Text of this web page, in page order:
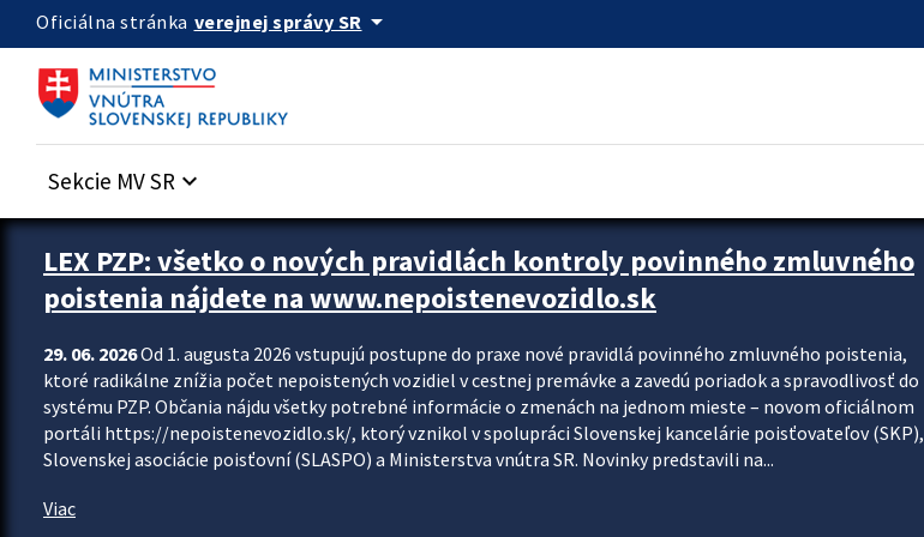
Preskocit na hlavný obsah
Oficiálna stránka verejnej správy SR arrow_drop_down
Sekcie MV SR keyboard_arrow_down
Zastavit automatický posun upútavok
LEX PZP: všetko o nových pravidlách kontroly povinného zmluvného
poistenia nájdete na www.nepoistenevozidlo.sk
29. 06. 2026Od 1. augusta 2026 vstupujú postupne do praxe nové pravidlá povinného zmluvného poistenia,
ktoré radikálne znížia počet nepoistených vozidiel v cestnej premávke a zavedú poriadok a spravodlivosť do
systému PZP. Občania nájdu všetky potrebné informácie o zmenách na jednom mieste – novom oficiálnom
portáli https://nepoistenevozidlo.sk/, ktorý vznikol v spolupráci Slovenskej kancelárie poisťovateľov (SKP),
Slovenskej asociácie poisťovní (SLASPO) a Ministerstva vnútra SR. Novinky predstavili na...
Viac